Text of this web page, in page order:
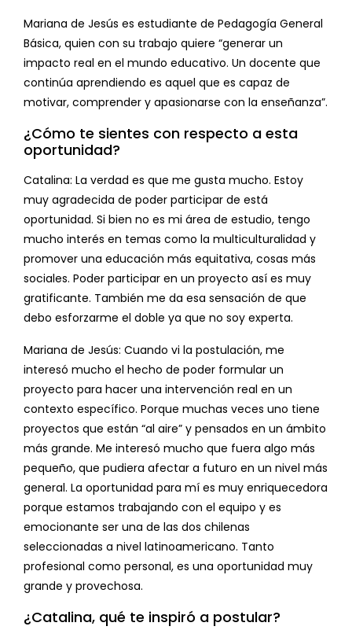
Mariana de Jesús es estudiante de Pedagogía General
Básica, quien con su trabajo quiere “generar un
impacto real en el mundo educativo. Un docente que
continúa aprendiendo es aquel que es capaz de
motivar, comprender y apasionarse con la enseñanza”.
¿Cómo te sientes con respecto a esta
oportunidad?
Catalina: La verdad es que me gusta mucho. Estoy
muy agradecida de poder participar de está
oportunidad. Si bien no es mi área de estudio, tengo
mucho interés en temas como la multiculturalidad y
promover una educación más equitativa, cosas más
sociales. Poder participar en un proyecto así es muy
gratificante. También me da esa sensación de que
debo esforzarme el doble ya que no soy experta.
Mariana de Jesús: Cuando vi la postulación, me
interesó mucho el hecho de poder formular un
proyecto para hacer una intervención real en un
contexto específico. Porque muchas veces uno tiene
proyectos que están “al aire” y pensados en un ámbito
más grande. Me interesó mucho que fuera algo más
pequeño, que pudiera afectar a futuro en un nivel más
general. La oportunidad para mí es muy enriquecedora
porque estamos trabajando con el equipo y es
emocionante ser una de las dos chilenas
seleccionadas a nivel latinoamericano. Tanto
profesional como personal, es una oportunidad muy
grande y provechosa.
¿Catalina, qué te inspiró a postular?